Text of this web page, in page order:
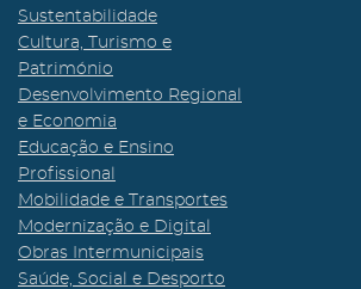
Sustentabilidade
Cultura, Turismo e
Património
Desenvolvimento Regional
e Economia
Educação e Ensino
Profissional
Mobilidade e Transportes
Modernização e Digital
Obras Intermunicipais
Saúde, Social e Desporto